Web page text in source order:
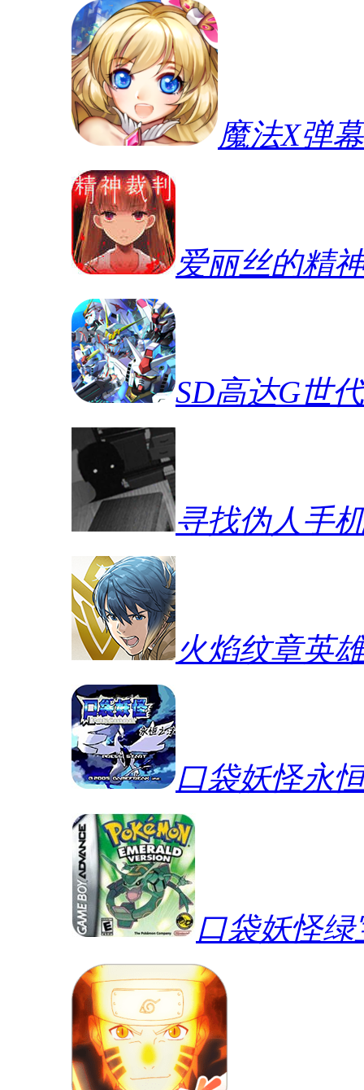
魔法X弹
爱丽丝的精
SD高达G世
寻找伪人手
火焰纹章英
口袋妖怪永
口袋妖怪绿